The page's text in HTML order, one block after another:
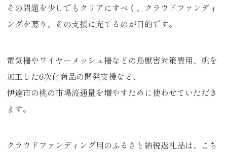
その問題を少しでもクリアにすべく、クラウドファンディ
ングを募り、その支援に充てるのが目的です。
電気柵やワイヤーメッシュ柵などの鳥獣害対策費用、桃を
加工した6次化商品の開発支援など、
伊達市の桃の市場流通量を増やすために使わせていただき
ます。
クラウドファンディング用のふるさと納税返礼品は、こち